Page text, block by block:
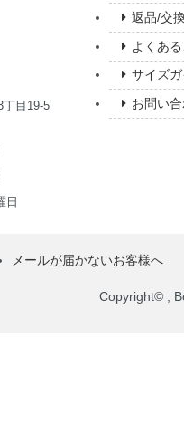
丁目19-5
日
返品/交
よくあ
サイズ
お問い
メールが届かないお客様へ
Copyright© ,